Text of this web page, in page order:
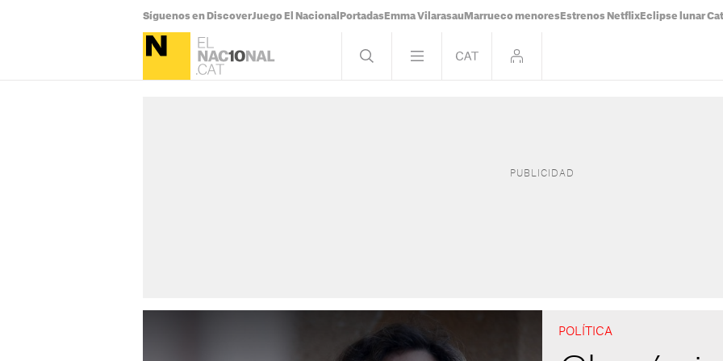
Síguenos en DiscoverJuego El Nacional Portadas Emma Vilarasau Marrueco menores Estrenos Netflix Eclipse lunar
POLÍTICA